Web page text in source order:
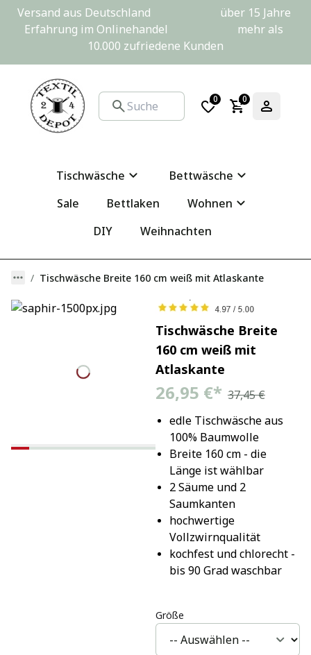
Versand aus Deutschland                         über 15 Jahre
Erfahrung im Onlinehandel                         mehr als
10.000 zufriedene Kunden
0 0
Tischwäsche
Bettwäsche
Sale
Bettlaken
Wohnen
DIY
Weihnachten
Tischwäsche Breite 160 cm weiß mit Atlaskante
Tischwäsche Breite
160 cm weiß mit
Atlaskante
26,95 €* 37,45 €
edle Tischwäsche aus
100% Baumwolle
Breite 160 cm - die
Länge ist wählbar
2 Säume und 2
Saumkanten
hochwertige
Vollzwirnqualität
kochfest und chlorecht -
bis 90 Grad waschbar
Größe